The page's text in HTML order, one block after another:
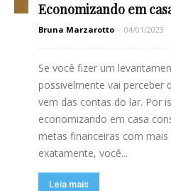
Economizando em
Bruna Marzarotto - 04/01/2023
Se você fizer um
possivelmente vai perceber
vem das contas do lar. Por
economizando em casa
metas financeiras com
exatamente, você...
Leia mais